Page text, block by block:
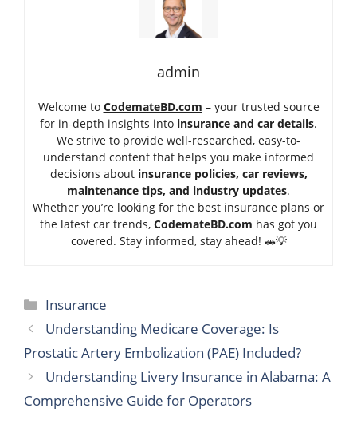
admin
Welcome to CodemateBD.com – your trusted source
for in-depth insights into insurance and car details.
We strive to provide well-researched, easy-to-
understand content that helps you make informed
decisions about insurance policies, car reviews,
maintenance tips, and industry updates.
Whether you’re looking for the best insurance plans or
the latest car trends, CodemateBD.com has got you
covered. Stay informed, stay ahead! 🚗💡
Categories
Insurance
Understanding Medicare Coverage: Is
Prostatic Artery Embolization (PAE) Included?
Understanding Livery Insurance in Alabama: A
Comprehensive Guide for Operators